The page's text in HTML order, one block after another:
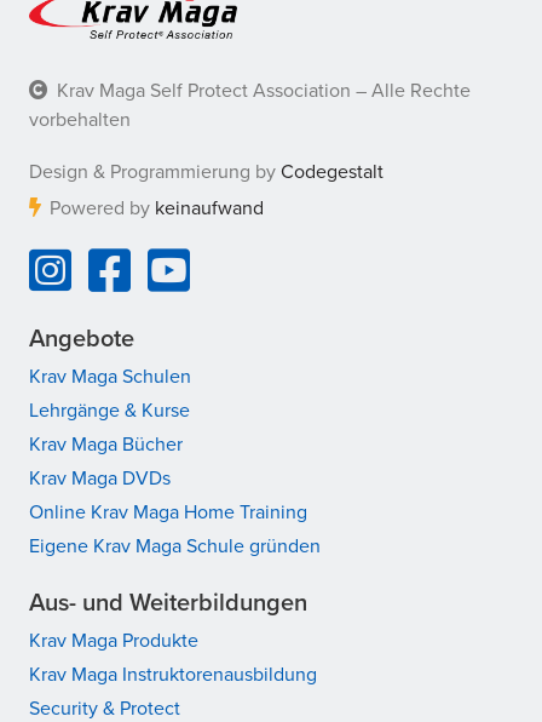
Krav Maga Self Protect Association – Alle Rechte
vorbehalten
Design & Programmierung by Codegestalt
Powered by keinaufwand
Angebote
Krav Maga Schulen
Lehrgänge & Kurse
Krav Maga Bücher
Krav Maga DVDs
Online Krav Maga Home Training
Eigene Krav Maga Schule gründen
Aus- und Weiterbildungen
Krav Maga Produkte
Krav Maga Instruktorenausbildung
Security & Protect